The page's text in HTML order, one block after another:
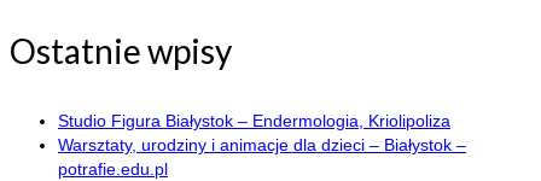
Ostatnie wpisy
Studio Figura Białystok – Endermologia, Kriolipoliza
Warsztaty, urodziny i animacje dla dzieci – Białystok –
potrafie.edu.pl